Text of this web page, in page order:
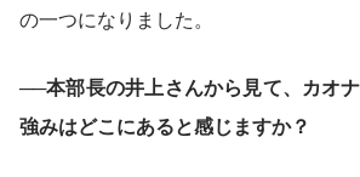
の一つになりました。
──本部長の井上さんから見て、カオ
強みはどこにあると感じますか？